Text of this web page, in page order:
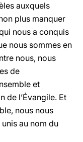
auxquels
plus manquer
nous a conquis
nous sommes en
nous, nous
de
et
de l’Évangile. Et
nous nous
au nom du